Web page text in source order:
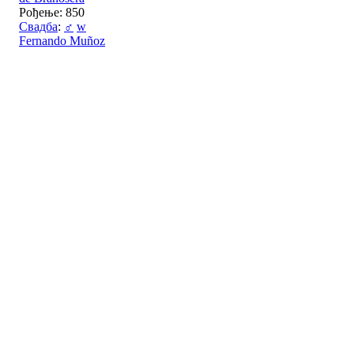
Рођење: 850
Свадба: ♂ w
Fernando Muñoz